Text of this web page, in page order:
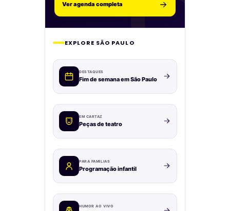
Ver agenda completa
EXPLORE SÃO PAULO
DESTAQUES
Fim de semana em São Paulo
EM CARTAZ
Peças de teatro
PARA FAMÍLIAS
Programação infantil
HUMOR AO VIVO